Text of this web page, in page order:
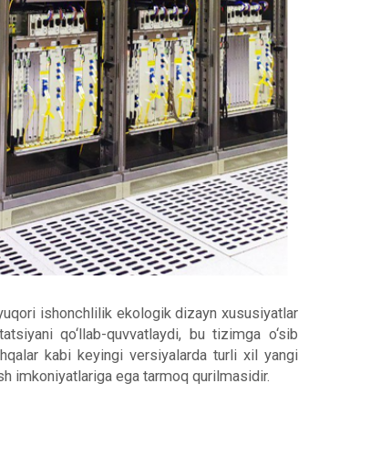
ishonchlilik ekologik dizaynxususiyatlar
qo‘llab-quvvatlaydi, bu tizimga o‘sib
kabi keyingi versiyalarda turli xil yangi
imkoniyatlariga ega tarmoq qurilmasidir.